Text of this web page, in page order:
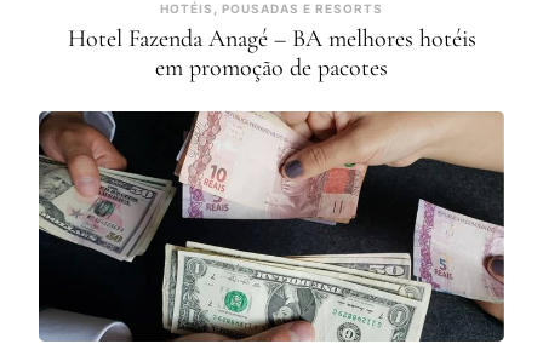
HOTÉIS, POUSADAS E RESORTS
Hotel Fazenda Anagé – BA melhores hotéis
em promoção de pacotes